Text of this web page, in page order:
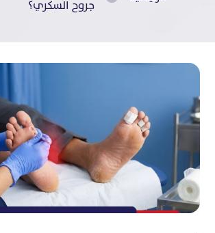
جروح السكري؟